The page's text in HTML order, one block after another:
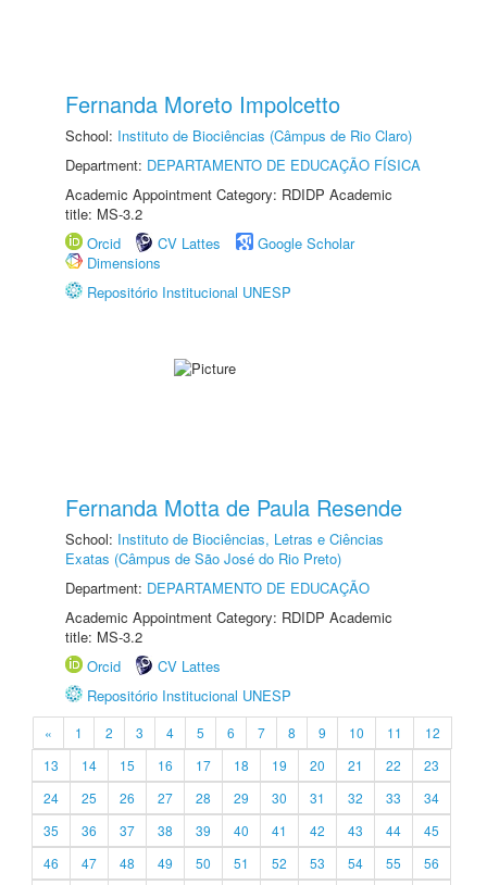
Fernanda Moreto Impolcetto
School: Instituto de Biociências (Câmpus de Rio Claro)
Department: DEPARTAMENTO DE EDUCAÇÃO FÍSICA
Academic Appointment Category: RDIDP Academic
title: MS-3.2
Orcid
CV Lattes
Google Scholar
Dimensions
Repositório Institucional UNESP
Fernanda Motta de Paula Resende
School: Instituto de Biociências, Letras e Ciências
Exatas (Câmpus de São José do Rio Preto)
Department: DEPARTAMENTO DE EDUCAÇÃO
Academic Appointment Category: RDIDP Academic
title: MS-3.2
Orcid
CV Lattes
Repositório Institucional UNESP
« 1 2 3 4 5 6 7 8 9 10 11
12
13
14 15 16 17 18 19 20 21 22
23
24
25 26 27 28 29 30 31 32 33
34
35
36 37 38 39 40 41 42 43 44
45
46
47 48 49 50 51 52 53 54 55
56